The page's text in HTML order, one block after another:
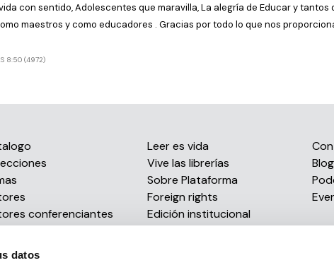
datos
con sentido, Adolescentes que maravilla, La alegría de Educar y
maestros y como educadores . Gracias por todo lo que nos
8:50 (4972)
conferenciantes
Leer es vida
Vive las librerías
Sobre Plataforma
Foreign rights
Edición institucional
Envío de manuscritos
Blog